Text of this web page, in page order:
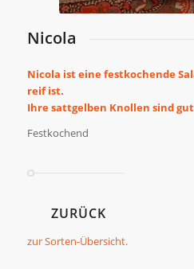
Nicola
Nicola ist eine festkochende
reif ist.
Ihre sattgelben Knollen sind
Festkochend
ZURÜCK
zur Sorten-Übersicht.